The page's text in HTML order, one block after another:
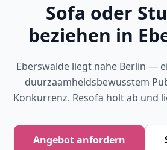
Sofa oder
beziehen in
Eberswalde liegt nahe Berlin —
duurzaamheidsbewusstem
Konkurrenz. Resofa holt ab und
Angebot anfordern